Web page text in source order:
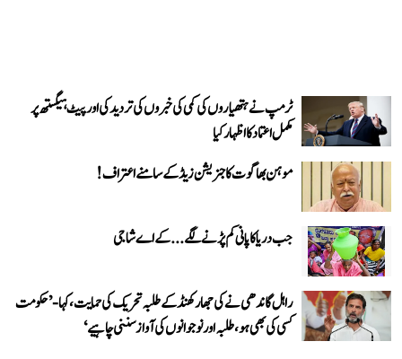
ٹرمپ نے ہتھیاروں کی کمی کی خبروں کی تردید کی اور پیٹ ہیگستھ پر
مکمل اعتماد کا اظہار کیا
موہن بھاگوت کا جنریشن زیڈ کے سامنے اعتراف!
جب دریا کا پانی کم پڑنے لگے...کے اے شاجی
راہل گاندھی نے کی جھارکھنڈ کے طلبہ تحریک کی حمایت، کہا- ’حکومت
کسی کی بھی ہو، طلبہ اور نوجوانوں کی آواز سننی چاہیے‘